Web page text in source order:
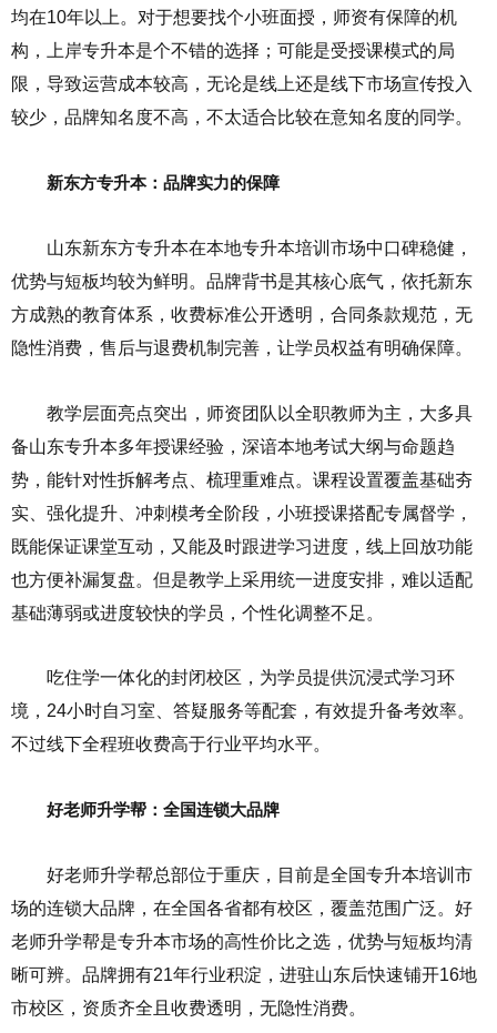
均在10年以上。对于想要找个小班面授，师资有保障的机
构，上岸专升本是个不错的选择；可能是受授课模式的局
限，导致运营成本较高，无论是线上还是线下市场宣传投入
较少，品牌知名度不高，不太适合比较在意知名度的同学。
新东方专升本：品牌实力的保障
山东新东方专升本在本地专升本培训市场中口碑稳健，
优势与短板均较为鲜明。品牌背书是其核心底气，依托新东
方成熟的教育体系，收费标准公开透明，合同条款规范，无
隐性消费，售后与退费机制完善，让学员权益有明确保障。
教学层面亮点突出，师资团队以全职教师为主，大多具
备山东专升本多年授课经验，深谙本地考试大纲与命题趋
势，能针对性拆解考点、梳理重难点。课程设置覆盖基础夯
实、强化提升、冲刺模考全阶段，小班授课搭配专属督学，
既能保证课堂互动，又能及时跟进学习进度，线上回放功能
也方便补漏复盘。但是教学上采用统一进度安排，难以适配
基础薄弱或进度较快的学员，个性化调整不足。
吃住学一体化的封闭校区，为学员提供沉浸式学习环
境，24小时自习室、答疑服务等配套，有效提升备考效率。
不过线下全程班收费高于行业平均水平。
好老师升学帮：全国连锁大品牌
好老师升学帮总部位于重庆，目前是全国专升本培训市
场的连锁大品牌，在全国各省都有校区，覆盖范围广泛。好
老师升学帮是专升本市场的高性价比之选，优势与短板均清
晰可辨。品牌拥有21年行业积淀，进驻山东后快速铺开16地
市校区，资质齐全且收费透明，无隐性消费。